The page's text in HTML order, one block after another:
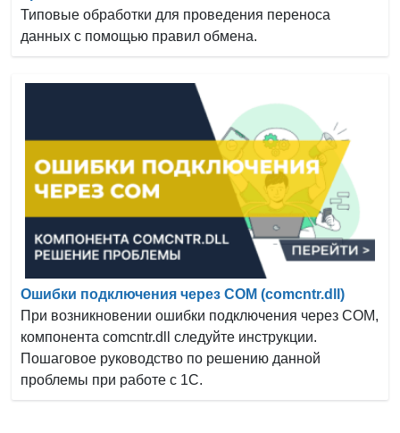
Типовые обработки для проведения переноса
данных с помощью правил обмена.
Ошибки подключения через СОМ (comcntr.dll)
При возникновении ошибки подключения через COM,
компонента comcntr.dll следуйте инструкции.
Пошаговое руководство по решению данной
проблемы при работе с 1С.